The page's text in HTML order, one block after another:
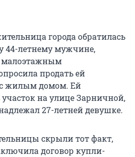
города обратилась
44-летнему мужчине,
малоэтажным
продать ей
жилым домом. Ей
на улице Зарничной,
27-летней девушке.
скрыли тот факт,
договор купли-